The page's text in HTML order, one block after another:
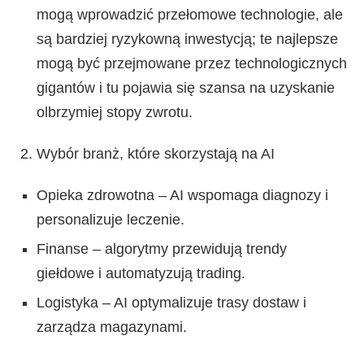
mogą wprowadzić przełomowe technologie, ale
są bardziej ryzykowną inwestycją; te najlepsze
mogą być przejmowane przez technologicznych
gigantów i tu pojawia się szansa na uzyskanie
olbrzymiej stopy zwrotu.
Wybór branż, które skorzystają na AI
Opieka zdrowotna – AI wspomaga diagnozy i
personalizuje leczenie.
Finanse – algorytmy przewidują trendy
giełdowe i automatyzują trading.
Logistyka – AI optymalizuje trasy dostaw i
zarządza magazynami.